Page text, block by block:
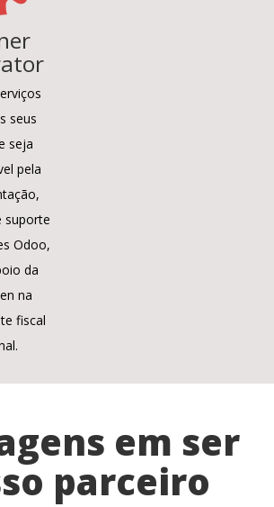
seus
seja
pela
suporte
Odoo,
da
na
fiscal
em ser
parceiro